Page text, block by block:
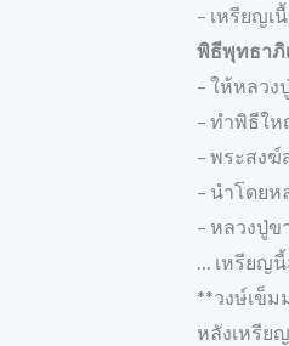
– เหรียญเ
พิธีพุทธาภิ
– ให้หลว
– ทำพิธีให
– พระสงฆ์
– นำโดย
– หลวงปู่ข
… เหรียญ
**วงษ์เข็
หลังเหรีย